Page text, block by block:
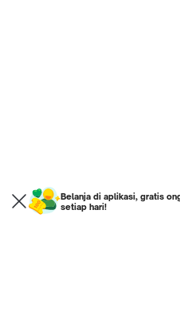
Belanja di aplikasi, gratis
setiap hari!